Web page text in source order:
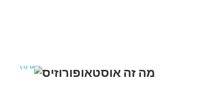
מה זה אוסטאופורוזיס